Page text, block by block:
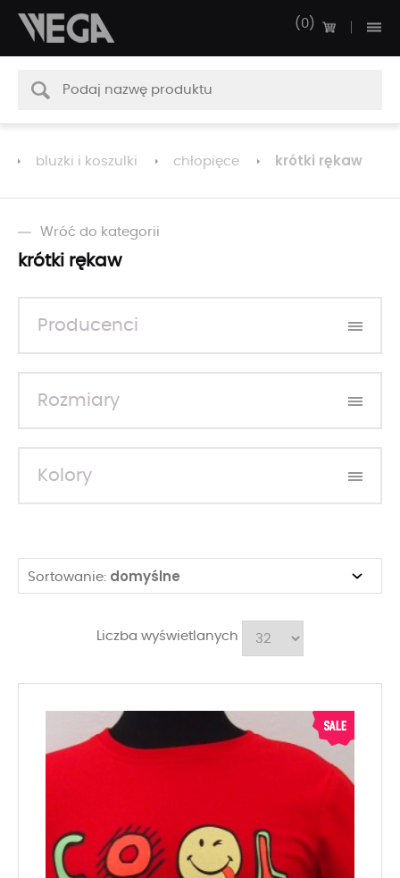
0
bluzki i koszulki chłopięce krótki rękaw
Wróć do kategorii
krótki rękaw
Producenci
Rozmiary
Kolory
Sortowanie: domyślne
Liczba wyświetlanych